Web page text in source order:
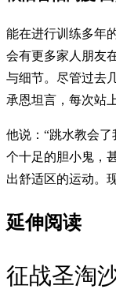
能在进行训练多年
会有更多家人朋友
与细节。尽管过去
承恩坦言，每次站
他说：“跳水教会
个十足的胆小鬼，
出舒适区的运动。
延伸阅读
征战圣淘